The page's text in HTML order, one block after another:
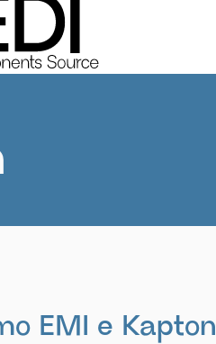
Contatti
EMI e Kapton